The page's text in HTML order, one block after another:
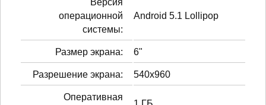
операционной
системы:
Android 5.1 Lollipop
Размер экрана: 6"
Разрешение экрана: 540x960
Оперативная